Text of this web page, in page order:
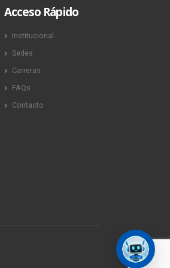
Acceso Rápido
Institucional
Sedes
Carreras
FAQs
Contacto